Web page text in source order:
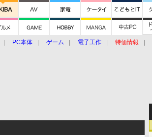
PC本体 ゲーム 電子工作 特価情報